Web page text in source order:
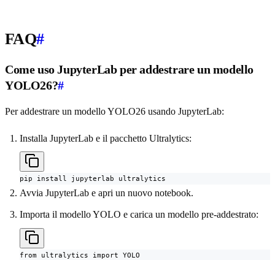
FAQ#
Come uso JupyterLab per addestrare un modello
YOLO26?#
Per addestrare un modello YOLO26 usando JupyterLab:
Installa JupyterLab e il pacchetto Ultralytics:
pip install jupyterlab ultralytics
Avvia JupyterLab e apri un nuovo notebook.
Importa il modello YOLO e carica un modello pre-addestrato:
from ultralytics import YOLO